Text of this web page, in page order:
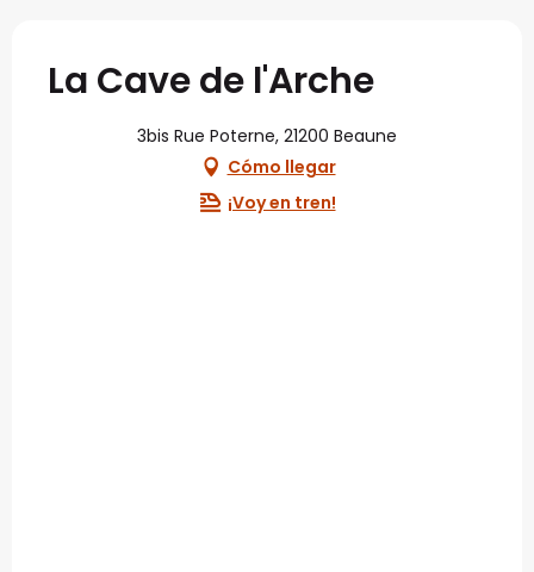
La Cave de l'Arche
3bis Rue Poterne, 21200 Beaune
Cómo llegar
¡Voy en tren!